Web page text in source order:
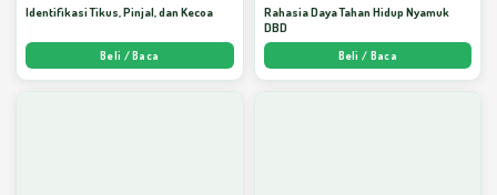
Identifikasi Tikus, Pinjal, dan Kecoa
Beli / Baca
Rahasia Daya Tahan Hidup Nyamuk
DBD
Beli / Baca